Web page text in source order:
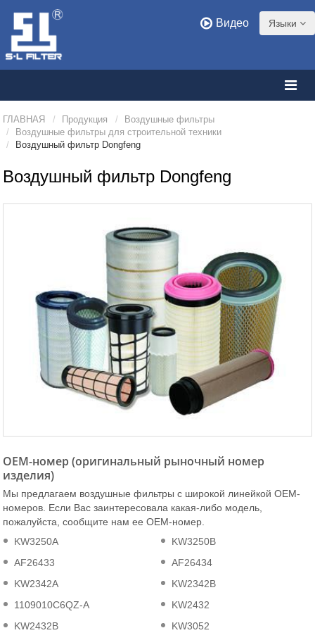
Языки
Видео
ГЛАВНАЯ Продукция
Воздушные фильтры
Воздушные фильтры для строительной техники
Воздушный фильтр Dongfeng
Воздушный фильтр Dongfeng
OEM-номер (оригинальный рыночный номер
изделия)
Мы предлагаем воздушные фильтры с широкой линейкой ОЕМ-
номеров. Если Вас заинтересовала какая-либо модель,
пожалуйста, сообщите нам ее ОЕМ-номер.
KW3250A
KW3250B
AF26433
AF26434
KW2342A
KW2342B
1109010C6QZ-A
KW2432
KW2432B
KW3052